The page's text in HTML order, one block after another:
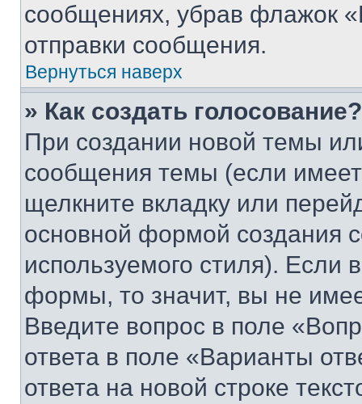
сообщениях, убрав флажок
отправки сообщения.
Вернуться наверх
» Как создать голосование?
При создании новой темы
сообщения темы (если
щелкните вкладку или
основной формой создания
используемого стиля). Если
формы, то значит, вы не
Введите вопрос в поле
ответа в поле «Варианты
ответа на новой строке